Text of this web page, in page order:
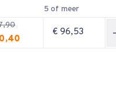
5 of meer
€ 96,53